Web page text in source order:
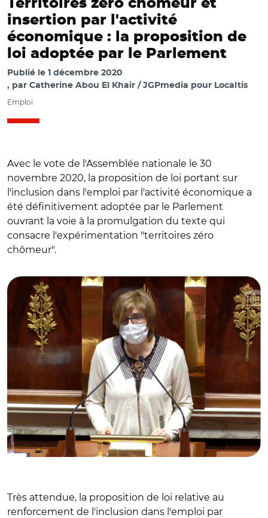
Territoires zéro chômeur et
insertion par l'activité
économique : la proposition de
loi adoptée par le Parlement
Publié le 1 décembre 2020
par Catherine Abou El Khair / JGPmedia pour Localtis
Emploi
Avec le vote de l'Assemblée nationale le 30
novembre 2020, la proposition de loi portant sur
l'inclusion dans l'emploi par l'activité économique a
été définitivement adoptée par le Parlement
ouvrant la voie à la promulgation du texte qui
consacre l'expérimentation "territoires zéro
chômeur".
© Capture videos.assemblee-nationale.fr/ Marie-Christine
Très attendue, la proposition de loi relative au
renforcement de l'inclusion dans l'emploi par